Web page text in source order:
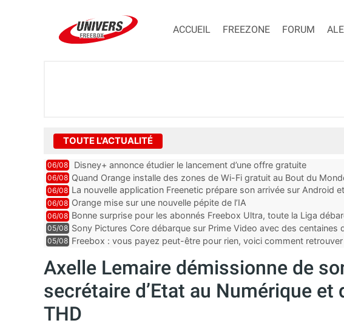
ACCUEIL FREEZONE FORUM
TOUTE L'ACTUALITÉ
06/08 Disney+ annonce étudier le lancement d’une offre gratuite
06/08 Quand Orange installe des zones de Wi-Fi gratuit au Bout du
06/08 La nouvelle application Freenetic prépare son arrivée sur Android
abonnés Freebox, testez la
06/08 Orange mise sur une nouvelle pépite de l’IA
06/08 Bonne surprise pour les abonnés Freebox Ultra, toute la Liga
inclus
05/08 Sony Pictures Core débarque sur Prime Video avec des centaines
05/08 Freebox : vous payez peut-être pour rien, voici comment
Axelle Lemaire démissionne de
secrétaire d’Etat au Numérique et
THD